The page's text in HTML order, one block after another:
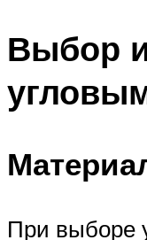
Выбор
При выборе